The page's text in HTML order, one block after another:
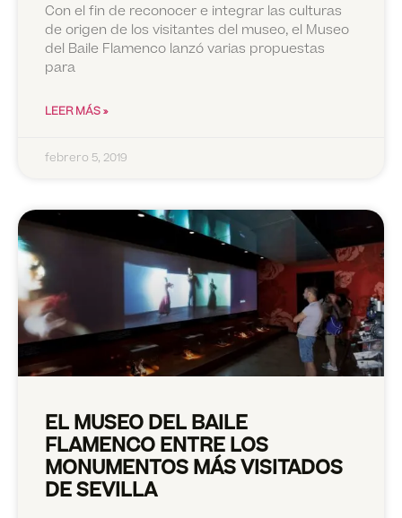
Con el fin de reconocer e integrar las culturas
de origen de los visitantes del museo, el Museo
del Baile Flamenco lanzó varias propuestas
para
LEER MÁS »
febrero 5, 2019
EL MUSEO DEL BAILE
FLAMENCO ENTRE LOS
MONUMENTOS MÁS VISITADOS
DE SEVILLA